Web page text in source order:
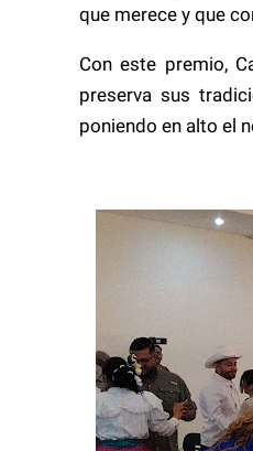
que merece y que
Con este premio,
preserva sus
poniendo en alto el